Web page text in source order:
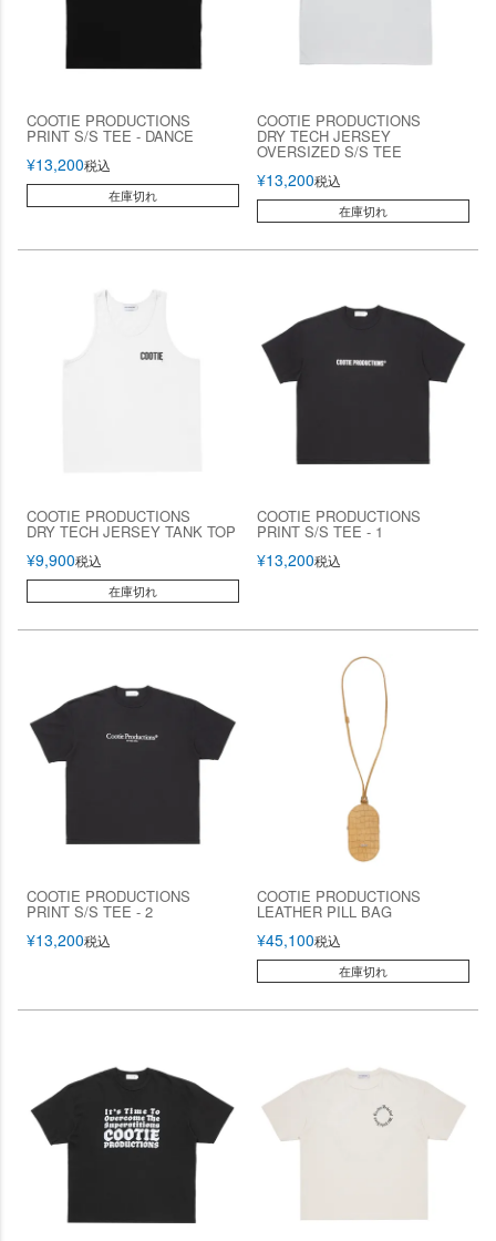
COOTIE PRODUCTIONS
PRINT S/S TEE - DANCE
¥13,200税込
在庫切れ
COOTIE PRODUCTIONS
DRY TECH JERSEY
OVERSIZED S/S TEE
¥13,200税込
在庫切れ
COOTIE PRODUCTIONS
DRY TECH JERSEY TANK TOP
¥9,900税込
在庫切れ
COOTIE PRODUCTIONS
PRINT S/S TEE - 1
¥13,200税込
COOTIE PRODUCTIONS
PRINT S/S TEE - 2
¥13,200税込
COOTIE PRODUCTIONS
LEATHER PILL BAG
¥45,100税込
在庫切れ